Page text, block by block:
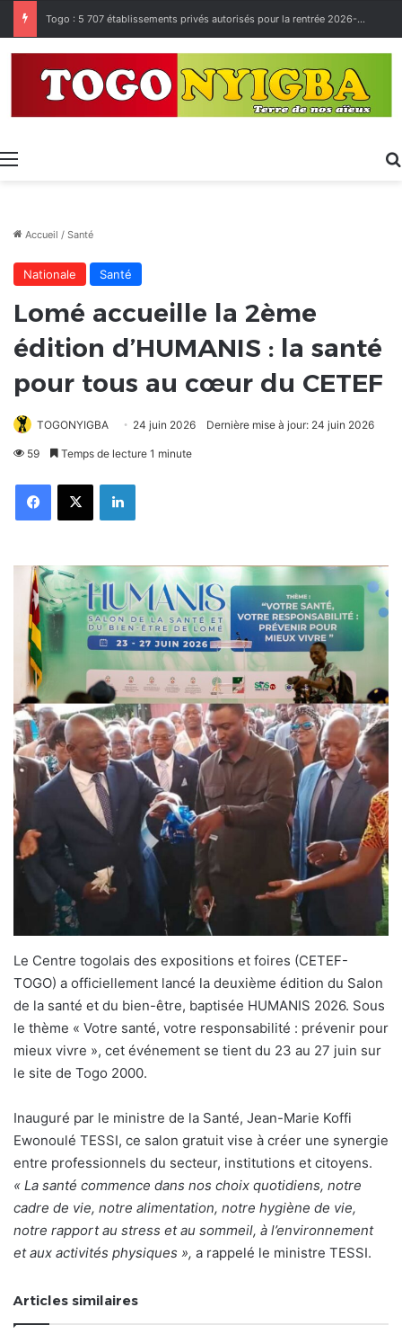
Togo : 5 707 établissements privés autorisés pour la rentrée 2026-2027, 160 restés sur la touche
Menu
Accueil / Santé
Nationale Santé
Lomé accueille la 2ème
édition d’HUMANIS : la santé
pour tous au cœur du CETEF
TOGONYIGBA 24 juin 2026 Dernière mise à jour: 24 juin 2026
59 Temps de lecture 1 minute
FacebookX Linkedin
Le Centre togolais des expositions et foires (CETEF-
TOGO) a officiellement lancé la deuxième édition du Salon
de la santé et du bien-être, baptisée HUMANIS 2026. Sous
le thème « Votre santé, votre responsabilité : prévenir pour
mieux vivre », cet événement se tient du 23 au 27 juin sur
le site de Togo 2000.
Inauguré par le ministre de la Santé, Jean-Marie Koffi
Ewonoulé TESSI, ce salon gratuit vise à créer une synergie
entre professionnels du secteur, institutions et citoyens.
« La santé commence dans nos choix quotidiens, notre
cadre de vie, notre alimentation, notre hygiène de vie,
notre rapport au stress et au sommeil, à l’environnement
et aux activités physiques », a rappelé le ministre TESSI.
Articles similaires